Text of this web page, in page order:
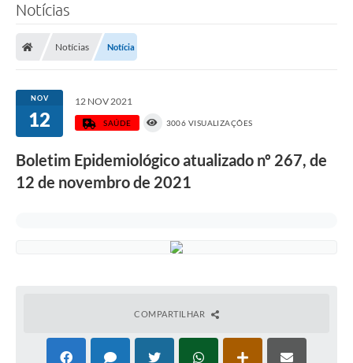
Notícias
Notícias Notícia
NOV
12
12 NOV 2021
SAÚDE 3006 VISUALIZAÇÕES
Boletim Epidemiológico atualizado nº 267, de
12 de novembro de 2021
COMPARTILHAR